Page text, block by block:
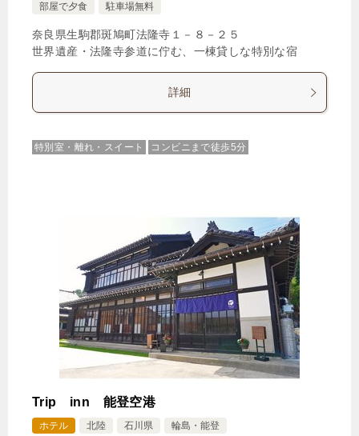
部屋で夕食
駐車場無料
奈良県生駒郡斑鳩町法隆寺１－８－２５
世界遺産・法隆寺参道に佇む、一棟貸しな特別な宿
詳細
特別室・離れ・スイート コンビニまで徒歩5分
Trip inn 能登空港
ホテル 北陸 石川県 輪島・能登